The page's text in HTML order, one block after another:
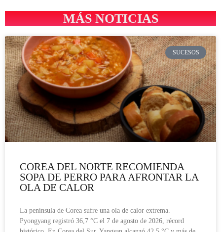
MÁS NOTICIAS
SUCESOS
COREA DEL NORTE RECOMIENDA
SOPA DE PERRO PARA AFRONTAR LA
OLA DE CALOR
La península de Corea sufre una ola de calor extrema.
Pyongyang registró 36,7 °C el 7 de agosto de 2026, récord